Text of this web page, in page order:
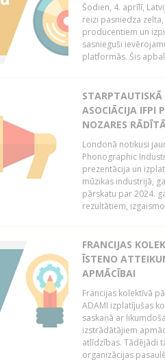
Šodien, 4. aprīlī,
reizi pasniedza
producentiem un
sasnieguši
platformās. Šis
STARPTAUTISKĀ
ASOCIĀCIJA IFPI
NOZARES
Londonā notikusi
Phonographic
prezentācija un
mūzikas industrijā,
pārskatu par 2024.
rezultātiem,
FRANCIJAS
ĪSTENO
APMĀCĪBAI
Francijas kolektīvā
ADAMI izplatījušas
saskaņā ar
izstrādātājiem
atlīdzības. Tādējādi
organizācijas